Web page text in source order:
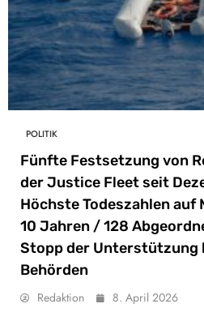
POLITIK
Fünfte Festsetzung von
der Justice Fleet seit
Höchste Todeszahlen
10 Jahren / 128
Stopp der Unterstützung
Behörden
Redaktion 8. April 2026